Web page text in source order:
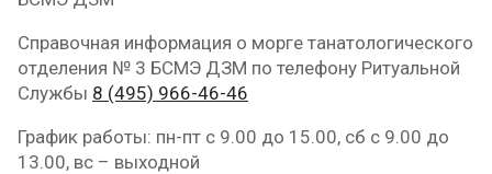
Справочная информация о морге танатологического
отделения № 3 БСМЭ ДЗМ по телефону Ритуальной
Службы 8 (495) 966-46-46
График работы: пн-пт с 9.00 до 15.00, сб с 9.00 до
13.00, вс – выходной